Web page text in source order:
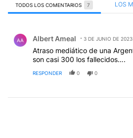
TODOS LOS COMENTARIOS 7 LOS
AA Albert Ameal 3 DE JUNIO DE 2023
Atraso mediático de una
son casi 300 los fallecidos….
RESPONDER 0 0